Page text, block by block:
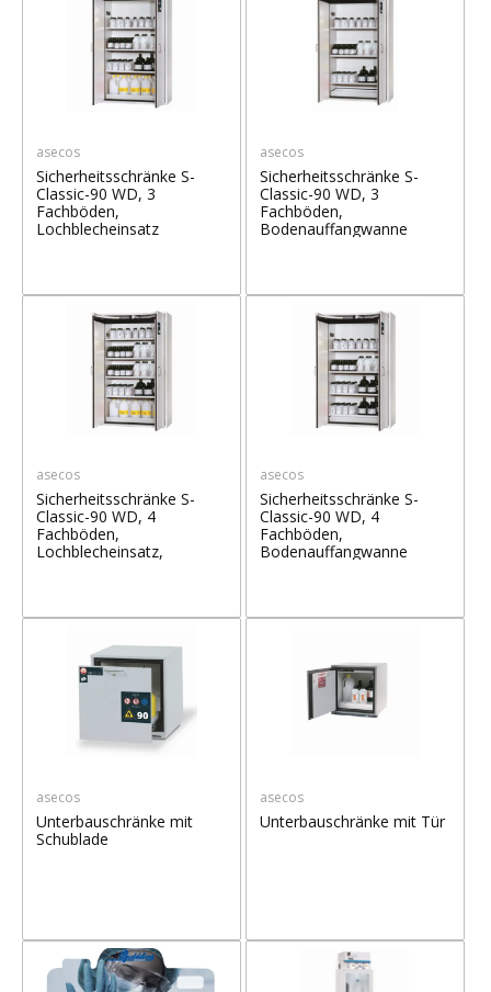
asecos
Sicherheitsschränke S-
Classic-90 WD, 3
Fachböden,
Lochblecheinsatz
asecos
Sicherheitsschränke S-
Classic-90 WD, 3
Fachböden,
Bodenauffangwanne
asecos
Sicherheitsschränke S-
Classic-90 WD, 4
Fachböden,
Lochblecheinsatz,
asecos
Sicherheitsschränke S-
Classic-90 WD, 4
Fachböden,
Bodenauffangwanne
asecos
Unterbauschränke mit
Schublade
asecos
Unterbauschränke mit Tür